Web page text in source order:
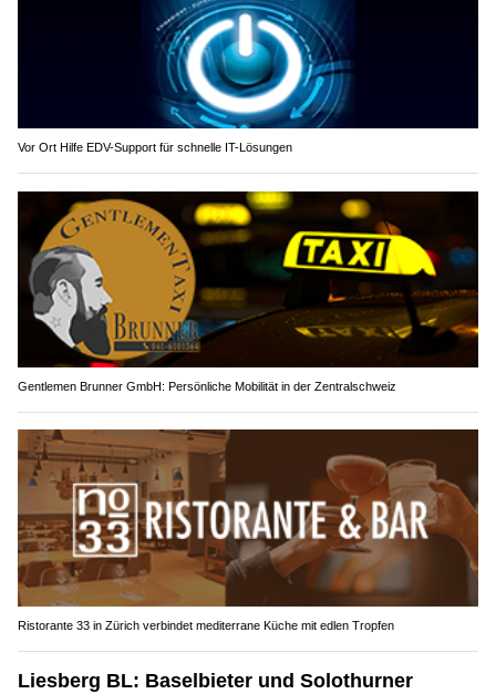
Vor Ort Hilfe EDV-Support für schnelle IT-Lösungen
Gentlemen Brunner GmbH: Persönliche Mobilität in der Zentralschweiz
Ristorante 33 in Zürich verbindet mediterrane Küche mit edlen Tropfen
Liesberg BL: Baselbieter und Solothurner